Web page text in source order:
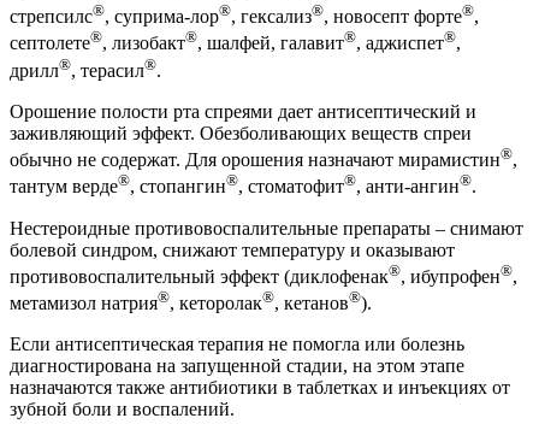
стрепсилс®, суприма-лор®, гексализ®, новосепт форте®,
септолете®, лизобакт®, шалфей, галавит®, аджиспет®,
дрилл®, терасил®.
Орошение полости рта спреями дает антисептический и
заживляющий эффект. Обезболивающих веществ спреи
обычно не содержат. Для орошения назначают мирамистин®,
тантум верде®, стопангин®, стоматофит®, анти-ангин®.
Нестероидные противовоспалительные препараты – снимают
болевой синдром, снижают температуру и оказывают
противовоспалительный эффект (диклофенак®, ибупрофен®,
метамизол натрия®, кеторолак®, кетанов®).
Если антисептическая терапия не помогла или болезнь
диагностирована на запущенной стадии, на этом этапе
назначаются также антибиотики в таблетках и инъекциях от
зубной боли и воспалений.